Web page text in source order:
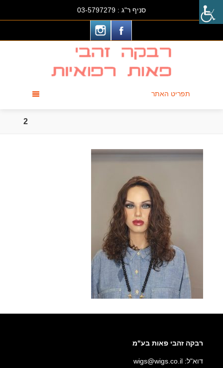
סניף ר"ג : 03-5797279
תפריט האתר
2
רבקה זהבי פאות בע"מ
דוא"ל: wigs@wigs.co.il